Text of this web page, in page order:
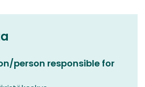
person responsible for